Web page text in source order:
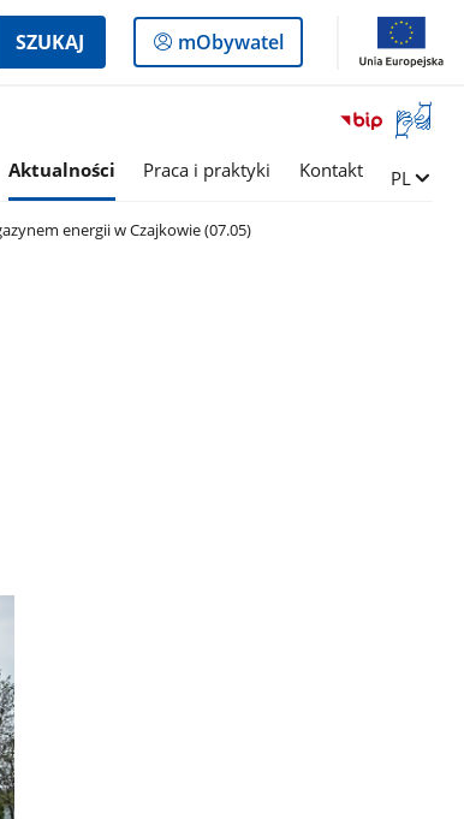
SZUKAJ
Logowanie
do
mObywatel
Otwórz
okno
Aktualności Praca i praktyki Kontakt Zmień
PL
energii w Czajkowie (07.05)